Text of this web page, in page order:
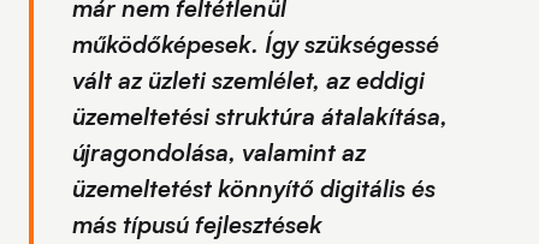
már nem feltétlenül
működőképesek. Így szükségessé
vált az üzleti szemlélet, az eddigi
üzemeltetési struktúra átalakítása,
újragondolása, valamint az
üzemeltetést könnyítő digitális és
más típusú fejlesztések